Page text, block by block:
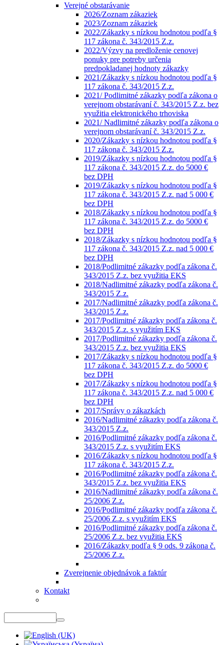
Verejné obstarávanie
2026/Zoznam zákaziek
2023/Zoznam zákaziek
2022/Zákazky s nízkou hodnotou podľa §
117 zákona č. 343/2015 Z.z.
2022/Výzvy na predloženie cenovej
ponuky pre potreby určenia
predpokladanej hodnoty zákazky
2021/Zákazky s nízkou hodnotou podľa §
117 zákona č. 343/2015 Z.z.
2021/ Podlimitné zákazky podľa zákona o
verejnom obstarávaní č. 343/2015 Z.z. bez
využitia elektronického trhoviska
2021/ Nadlimitné zákazky podľa zákona o
verejnom obstarávaní č. 343/2015 Z.z.
2020/Zákazky s nízkou hodnotou podľa §
117 zákona č. 343/2015 Z.z.
2019/Zákazky s nízkou hodnotou podľa §
117 zákona č. 343/2015 Z.z. do 5000 €
bez DPH
2019/Zákazky s nízkou hodnotou podľa §
117 zákona č. 343/2015 Z.z. nad 5 000 €
bez DPH
2018/Zákazky s nízkou hodnotou podľa §
117 zákona č. 343/2015 Z.z. do 5000 €
bez DPH
2018/Zákazky s nízkou hodnotou podľa §
117 zákona č. 343/2015 Z.z. nad 5 000 €
bez DPH
2018/Podlimitné zákazky podľa zákona č.
343/2015 Z.z. bez využitia EKS
2018/Nadlimitné zákazky podľa zákona č.
343/2015 Z.z.
2017/Nadlimitné zákazky podľa zákona č.
343/2015 Z.z.
2017/Podlimitné zákazky podľa zákona č.
343/2015 Z.z. s využitím EKS
2017/Podlimitné zákazky podľa zákona č.
343/2015 Z.z. bez využitia EKS
2017/Zákazky s nízkou hodnotou podľa §
117 zákona č. 343/2015 Z.z. do 5000 €
bez DPH
2017/Zákazky s nízkou hodnotou podľa §
117 zákona č. 343/2015 Z.z. nad 5 000 €
bez DPH
2017/Správy o zákazkách
2016/Nadlimitné zákazky podľa zákona č.
343/2015 Z.z.
2016/Podlimitné zákazky podľa zákona č.
343/2015 Z.z. s využitím EKS
2016/Zákazky s nízkou hodnotou podľa §
117 zákona č. 343/2015 Z.z.
2016/Podlimitné zákazky podľa zákona č.
343/2015 Z.z. bez využitia EKS
2016/Nadlimitné zákazky podľa zákona č.
25/2006 Z.z.
2016/Podlimitné zákazky podľa zákona č.
25/2006 Z.z. s využitím EKS
2016/Podlimitné zákazky podľa zákona č.
25/2006 Z.z. bez využitia EKS
2016/Zákazky podľa § 9 ods. 9 zákona č.
25/2006 Z.z.
Zverejnenie objednávok a faktúr
Kontakt